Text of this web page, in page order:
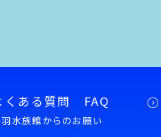
くある質問 FAQ
水族館からのお願い